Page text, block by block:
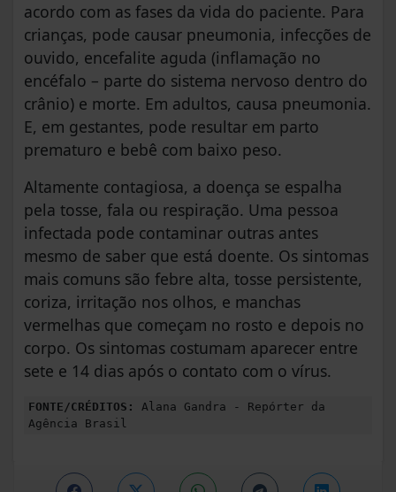
acordo com as fases da vida do paciente. Para
crianças, pode causar pneumonia, infecções de
ouvido, encefalite aguda (inflamação no
encéfalo – parte do sistema nervoso dentro do
crânio) e morte. Em adultos, causa pneumonia.
E, em gestantes, pode resultar em parto
prematuro e bebê com baixo peso.
Altamente contagiosa, a doença se espalha
pela tosse, fala ou respiração. Uma pessoa
infectada pode contaminar outras antes
mesmo de saber que está doente. Os sintomas
mais comuns são febre alta, tosse persistente,
coriza, irritação nos olhos, e manchas
vermelhas que começam no rosto e depois no
corpo. Os sintomas costumam aparecer entre
sete e 14 dias após o contato com o vírus.
FONTE/CRÉDITOS:
Alana Gandra - Repórter da
Agência Brasil